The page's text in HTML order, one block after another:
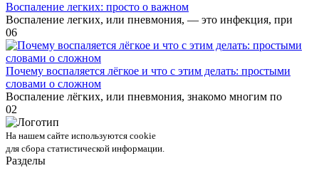
Воспаление легких: просто о важном
Воспаление легких, или пневмония, — это инфекция, при
06
Почему воспаляется лёгкое и что с этим делать: простыми
словами о сложном
Воспаление лёгких, или пневмония, знакомо многим по
02
На нашем сайте используются cookie
для сбора статистической информации.
Разделы